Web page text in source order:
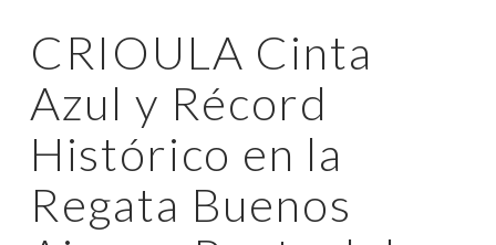
CRIOULA Cinta
Azul y Récord
Histórico en la
Regata Buenos